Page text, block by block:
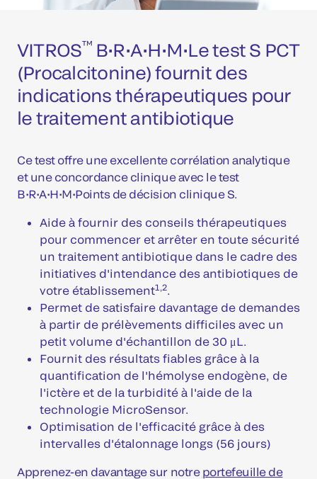
VITROS™B•R•A•H•M•Le test S PCT
(Procalcitonine) fournit des
indications thérapeutiques pour
le traitement antibiotique
Ce test offre une excellente corrélation analytique
et une concordance clinique avec le test
B•R•A•H•M•Points de décision clinique S.
Aide à fournir des conseils thérapeutiques
pour commencer et arrêter en toute sécurité
un traitement antibiotique dans le cadre des
initiatives d'intendance des antibiotiques de
votre établissement1,2.
Permet de satisfaire davantage de demandes
à partir de prélèvements difficiles avec un
petit volume d'échantillon de 30 μL.
Fournit des résultats fiables grâce à la
quantification de l'hémolyse endogène, de
l'ictère et de la turbidité à l'aide de la
technologie MicroSensor.
Optimisation de l'efficacité grâce à des
intervalles d'étalonnage longs (56 jours)
Apprenez-en davantage sur notre portefeuille de